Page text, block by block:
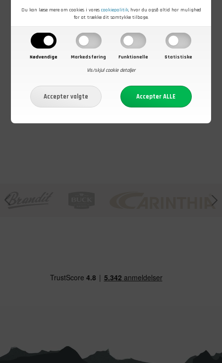
Du kan læse mere om cookies i vores cookiepolitik, hvor du også altid har mulighed
for at trække dit samtykke tilbage.
Nødvendige Markedsføring Funktionelle
Statistiske
Vis/skjul cookie detaljer
FM/AM, 20.000
Powerbank,
På lager - Køb nu
49,00DKK
skraber med
riller
På lager - Køb nu
pakkatræ
På lager - Køb nu